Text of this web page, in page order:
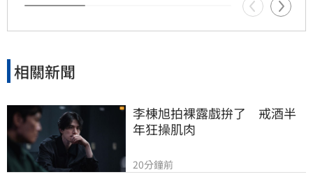
相關新聞
李棟旭拍裸露戲拚了　戒酒半
年狂操肌肉
20分鐘前